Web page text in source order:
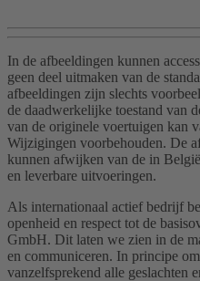
In de afbeeldingen kunnen
geen deel uitmaken van de
afbeeldingen zijn slechts
de daadwerkelijke toestand van
van de originele voertuigen kan
Wijzigingen voorbehouden. De
kunnen afwijken van de in
en leverbare uitvoeringen.
Als internationaal actief bedrijf
openheid en respect tot de
GmbH. Dit laten we zien in de
en communiceren. In principe
vanzelfsprekend alle geslachten